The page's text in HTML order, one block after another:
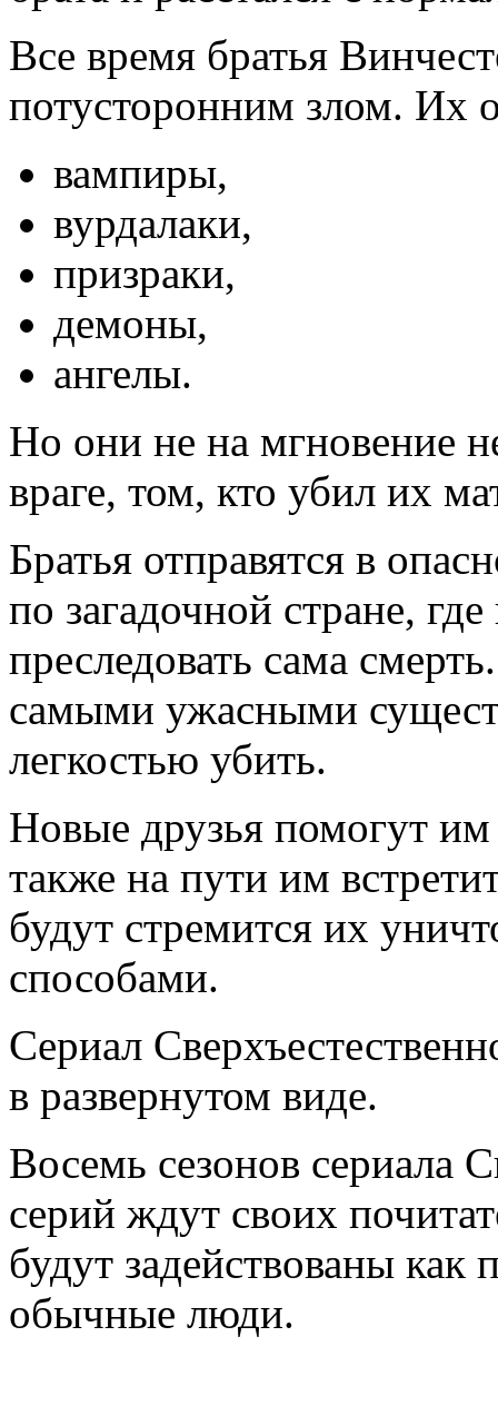
Все время братья
потусторонним злом. Их
вампиры,
вурдалаки,
призраки,
демоны,
ангелы.
Но они не на мгновение
враге, том, кто убил их
Братья отправятся в
по загадочной стране,
преследовать сама
самыми ужасными
легкостью убить.
Новые друзья помогут
также на пути им
будут стремится их
способами.
Сериал
в развернутом виде.
Восемь сезонов сериала
серий ждут своих
будут задействованы как
обычные люди.